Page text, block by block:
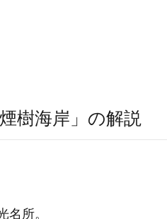
樹海岸」の解説
名所。